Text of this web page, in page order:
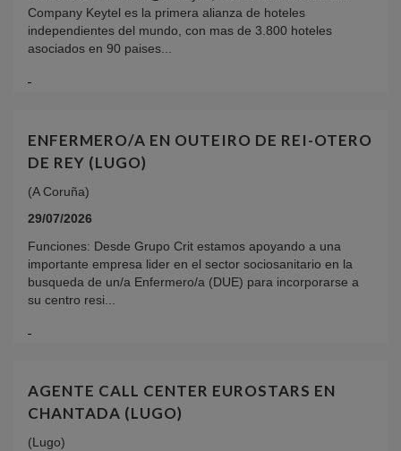
Company Keytel es la primera alianza de hoteles
independientes del mundo, con mas de 3.800 hoteles
asociados en 90 paises...
ENFERMERO/A EN OUTEIRO DE REI-OTERO
DE REY (LUGO)
(A Coruña)
29/07/2026
Funciones: Desde Grupo Crit estamos apoyando a una
importante empresa lider en el sector sociosanitario en la
busqueda de un/a Enfermero/a (DUE) para incorporarse a
su centro resi...
AGENTE CALL CENTER EUROSTARS EN
CHANTADA (LUGO)
(Lugo)